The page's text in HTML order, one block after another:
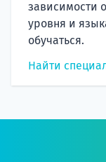
зависимости
уровня и
обучаться.
Найти